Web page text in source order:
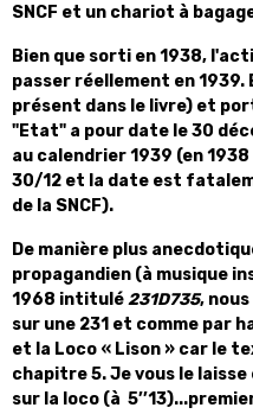
SNCF et un chariot à
Bien que sorti en 1938,
passer réellement en 1939.
présent dans le livre) et
"Etat" a pour date le 30
au calendrier 1939 (en
30/12 et la date est
de la SNCF).
De manière plus
propagandien (à musique
1968 intitulé231D735,
sur une 231 et comme par
et la Loco « Lison » car le
chapitre 5. Je vous le
sur la loco (à